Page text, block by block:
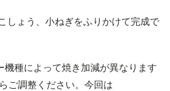
しょう、小ねぎをふりかけて完成で
機種によって焼き加減が異なります
ご調整ください。今回は